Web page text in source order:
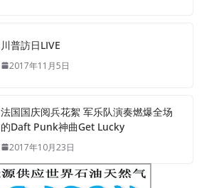
川普訪日LIVE
2017年11月5日
法国国庆阅兵花絮 军乐队演奏燃爆全场
的Daft Punk神曲Get Lucky
2017年10月23日